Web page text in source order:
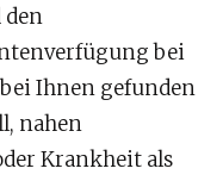
den
bei
Ihnen gefunden
nahen
Krankheit als